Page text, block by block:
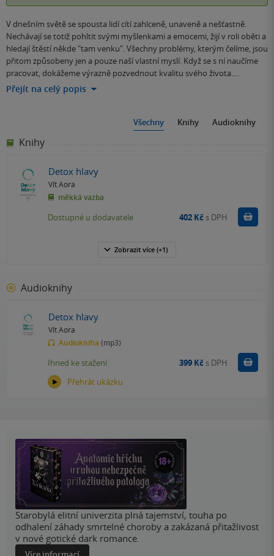
V dnešním světě se spousta lidí cítí zahlceně, unaveně a nešťastně.
Nechávají se totiž pohltit svými myšlenkami a emocemi, žijí v roli oběti a
hledají štěstí někde "tam venku". Všechny problémy, kterým čelíme, jsou
přitom způsobeny jen a pouze naší vlastní myslí. Když se s ní naučíme
pracovat, dokážeme výrazně pozvednout kvalitu svého života.…
Přejít na celý popis
Všechny Knihy Audioknihy
Knihy
Detox hlavy
Vít Aora
měkká vazba
Dostupné u dodavatele 402 Kč s DPH
Zobrazit více (+1)
Audioknihy
Detox hlavy
Vít Aora
Audiokniha (mp3)
Přehrát ukázku
Ihned ke stažení 399 Kč s DPH Koupit
Starobylá elitní univerzita plná tajemství, touha po
odhalení záhady smrtelné choroby a zakázaná přitažlivost
v nové gotické dark romance.